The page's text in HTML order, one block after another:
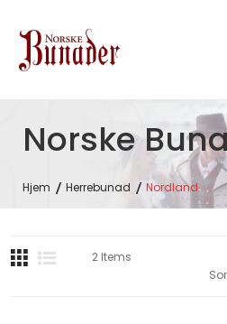
Norske
Hjem Herrebunad Nordland
2Items